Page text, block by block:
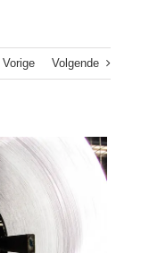
Vorige Volgende